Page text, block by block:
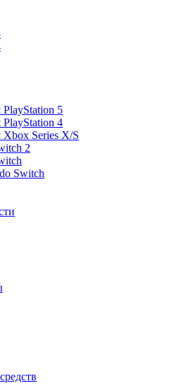
5
4
Xbox Series X/S
2
Switch